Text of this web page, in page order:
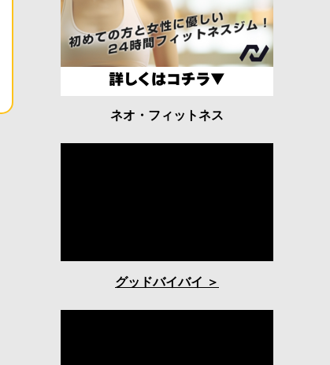
ネオ・フィットネス
グッドバイバイ